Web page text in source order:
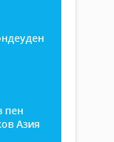
пен
Азия